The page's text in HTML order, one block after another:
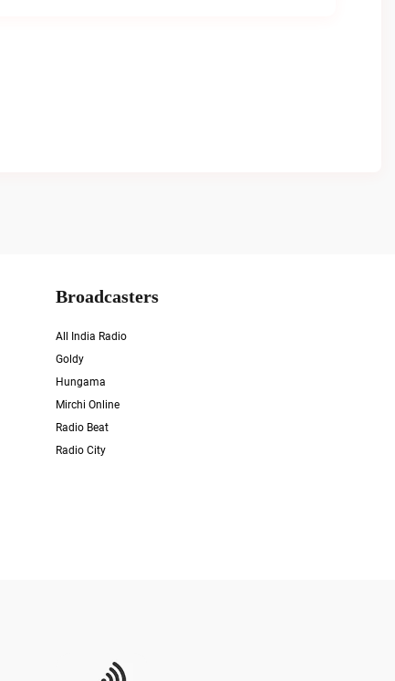
Broadcasters
All India Radio
Goldy
Hungama
Mirchi Online
Radio Beat
Radio City